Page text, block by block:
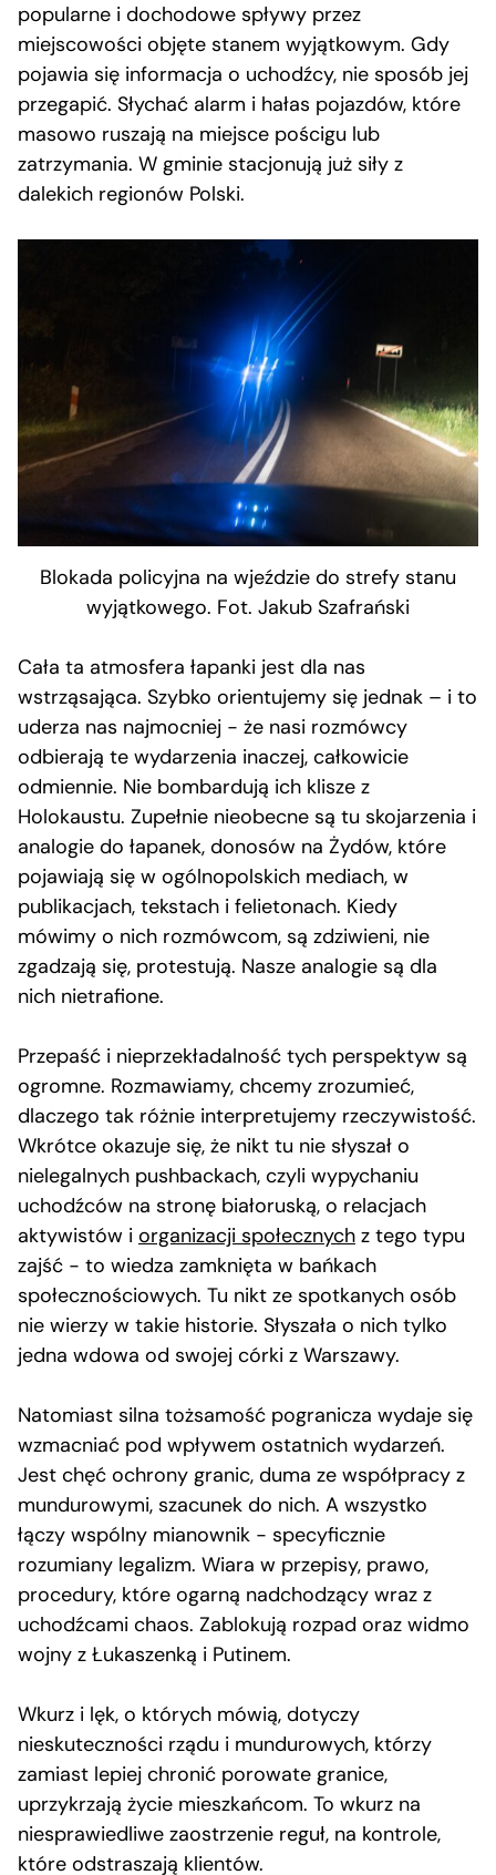
popularne i dochodowe spływy przez
miejscowości objęte stanem wyjątkowym. Gdy
pojawia się informacja o uchodźcy, nie sposób jej
przegapić. Słychać alarm i hałas pojazdów, które
masowo ruszają na miejsce pościgu lub
zatrzymania. W gminie stacjonują już siły z
dalekich regionów Polski.
Blokada policyjna na wjeździe do strefy stanu
wyjątkowego. Fot. Jakub Szafrański
Cała ta atmosfera łapanki jest dla nas
wstrząsająca. Szybko orientujemy się jednak – i to
uderza nas najmocniej − że nasi rozmówcy
odbierają te wydarzenia inaczej, całkowicie
odmiennie. Nie bombardują ich klisze z
Holokaustu. Zupełnie nieobecne są tu skojarzenia i
analogie do łapanek, donosów na Żydów, które
pojawiają się w ogólnopolskich mediach, w
publikacjach, tekstach i felietonach. Kiedy
mówimy o nich rozmówcom, są zdziwieni, nie
zgadzają się, protestują. Nasze analogie są dla
nich nietrafione.
Przepaść i nieprzekładalność tych perspektyw są
ogromne. Rozmawiamy, chcemy zrozumieć,
dlaczego tak różnie interpretujemy rzeczywistość.
Wkrótce okazuje się, że nikt tu nie słyszał o
nielegalnych pushbackach, czyli wypychaniu
uchodźców na stronę białoruską, o relacjach
aktywistów i organizacji społecznych z tego typu
zajść − to wiedza zamknięta w bańkach
społecznościowych. Tu nikt ze spotkanych osób
nie wierzy w takie historie. Słyszała o nich tylko
jedna wdowa od swojej córki z Warszawy.
Natomiast silna tożsamość pogranicza wydaje się
wzmacniać pod wpływem ostatnich wydarzeń.
Jest chęć ochrony granic, duma ze współpracy z
mundurowymi, szacunek do nich. A wszystko
łączy wspólny mianownik − specyficznie
rozumiany legalizm. Wiara w przepisy, prawo,
procedury, które ogarną nadchodzący wraz z
uchodźcami chaos. Zablokują rozpad oraz widmo
wojny z Łukaszenką i Putinem.
Wkurz i lęk, o których mówią, dotyczy
nieskuteczności rządu i mundurowych, którzy
zamiast lepiej chronić porowate granice,
uprzykrzają życie mieszkańcom. To wkurz na
niesprawiedliwe zaostrzenie reguł, na kontrole,
które odstraszają klientów.